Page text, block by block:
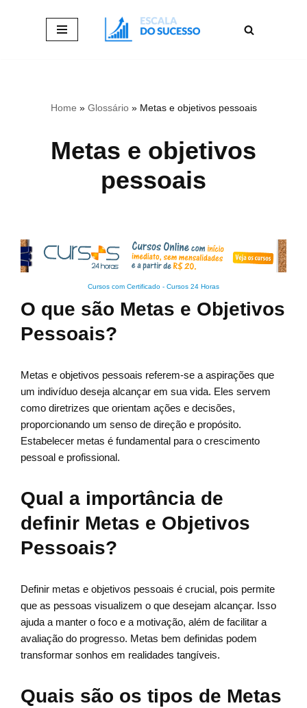
Home » Glossário» Metas e objetivos pessoais
Metas e objetivos
pessoais
Cursos com Certificado - Cursos 24 Horas
O que são Metas e Objetivos
Pessoais?
Metas e objetivos pessoais referem-se a aspirações que
um indivíduo deseja alcançar em sua vida. Eles servem
como diretrizes que orientam ações e decisões,
proporcionando um senso de direção e propósito.
Estabelecer metas é fundamental para o crescimento
pessoal e profissional.
Qual a importância de
definir Metas e Objetivos
Pessoais?
Definir metas e objetivos pessoais é crucial, pois permite
que as pessoas visualizem o que desejam alcançar. Isso
ajuda a manter o foco e a motivação, além de facilitar a
avaliação do progresso. Metas bem definidas podem
transformar sonhos em realidades tangíveis.
Quais são os tipos de Metas